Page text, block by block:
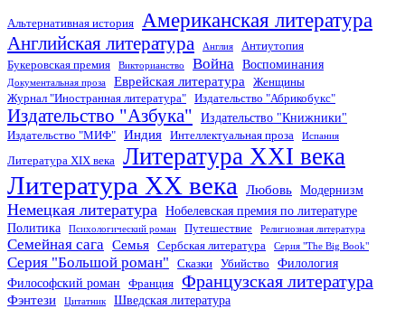
Альтернативная история Американская литература
Английская литература Англия
Антиутопия
Букеровская премия
Викторианство Война Воспоминания
Документальная проза Еврейская литература
Женщины
Журнал "Иностранная литература"
Издательство "Абрикобукс"
Издательство "Азбука" Издательство "Книжники"
Издательство "МИФ" Индия Интеллектуальная проза Испания
Литература XIX века Литература XXI века
Литература XX века Любовь Модернизм
Немецкая литература Нобелевская премия по литературе
Политика
Психологический роман Путешествие Религиозная литература
Семейная сага Семья Сербская литература Серия "The Big Book"
Серия "Большой роман" Сказки Убийство
Филология
Философский роман
Франция Французская литература
Фэнтези Цитатник Шведская литература